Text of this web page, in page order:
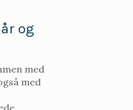
og
med
med